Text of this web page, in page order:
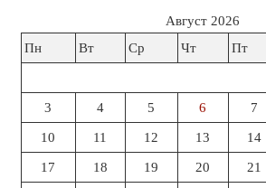
Август 2026
Пн
Вт Ср Чт Пт
3 4 5 6 7
10 11 12 13 14
17 18 19 20 21